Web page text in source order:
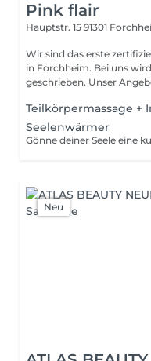
Pink flair
Hauptstr. 15 91301
Wir sind das erste
in Forchheim. Bei uns
geschrieben. Unser
Teilkörpermassage +
Seelenwärmer
Neu